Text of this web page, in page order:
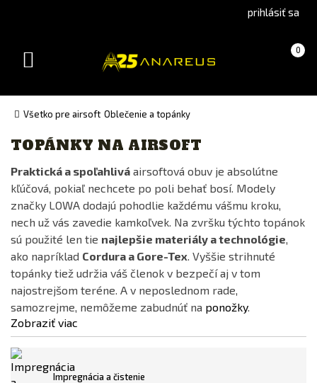
(Czech)version
prihlásiť sa
Košík 0
(prázdny)
Toggle
Všetko pre airsoft Oblečenie a topánky
Výrobca
BENNON
CARINTHIA®
LOWA
Originální výstroj
SIGA
4€ 165€
Dostupnost
TOPÁNKY NA AIRSOFT
Praktická a spoľahlivá airsoftová obuv je absolútne
kľúčová, pokiaľ nechcete po poli behať bosí. Modely
značky LOWA dodajú pohodlie každému vášmu kroku,
nech už vás zavedie kamkoľvek. Na zvršku týchto topánok
sú použité len tie najlepšie materiály a technológie,
ako napríklad Cordura a Gore-Tex. Vyššie strihnuté
topánky tiež udržia váš členok v bezpečí aj v tom
najostrejšom teréne. A v neposlednom rade,
samozrejme, nemôžeme zabudnúť na ponožky.
Zobraziť viac
Impregnácia a čistenie